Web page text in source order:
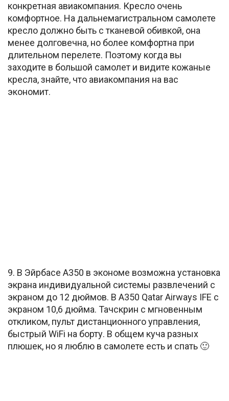
конкретная авиакомпания. Кресло очень
комфортное. На дальнемагистральном самолете
кресло должно быть с тканевой обивкой, она
менее долговечна, но более комфортна при
длительном перелете. Поэтому когда вы
заходите в большой самолет и видите кожаные
кресла, знайте, что авиакомпания на вас
экономит.
9. В Эйрбасе А350 в экономе возможна установка
экрана индивидуальной системы развлечений с
экраном до 12 дюймов. В А350 Qatar Airways IFE с
экраном 10,6 дюйма. Тачскрин с мгновенным
откликом, пульт дистанционного управления,
быстрый WiFi на борту. В общем куча разных
плюшек, но я люблю в самолете есть и спать 🙂